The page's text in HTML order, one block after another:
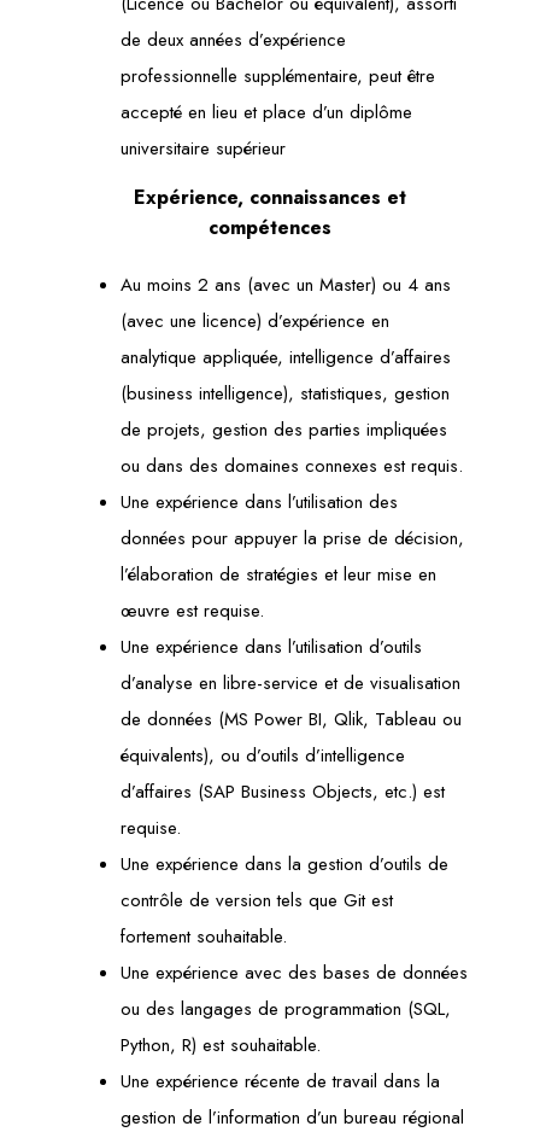
de deux années d’expérience
professionnelle supplémentaire, peut être
accepté en lieu et place d’un diplôme
universitaire supérieur
Expérience, connaissances et
compétences
Au moins 2 ans (avec un Master) ou 4 ans
(avec une licence) d’expérience en
analytique appliquée, intelligence d’affaires
(business intelligence), statistiques, gestion
de projets, gestion des parties impliquées
ou dans des domaines connexes est requis.
Une expérience dans l’utilisation des
données pour appuyer la prise de décision,
l’élaboration de stratégies et leur mise en
œuvre est requise.
Une expérience dans l’utilisation d’outils
d’analyse en libre-service et de visualisation
de données (MS Power BI, Qlik, Tableau ou
équivalents), ou d’outils d’intelligence
d’affaires (SAP Business Objects, etc.) est
requise.
Une expérience dans la gestion d’outils de
contrôle de version tels que Git est
fortement souhaitable.
Une expérience avec des bases de données
ou des langages de programmation (SQL,
Python, R) est souhaitable.
Une expérience récente de travail dans la
gestion de l’information d’un bureau régional